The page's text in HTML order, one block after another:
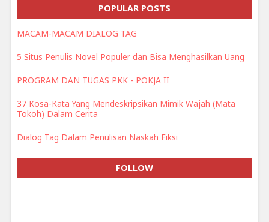
POPULAR POSTS
MACAM-MACAM DIALOG TAG
5 Situs Penulis Novel Populer dan Bisa Menghasilkan Uang
PROGRAM DAN TUGAS PKK - POKJA II
37 Kosa-Kata Yang Mendeskripsikan Mimik Wajah (Mata
Tokoh) Dalam Cerita
Dialog Tag Dalam Penulisan Naskah Fiksi
FOLLOW